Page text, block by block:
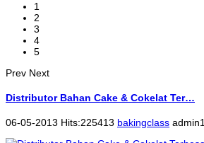
1
2
3
4
5
Prev Next
Distributor Bahan Cake & Cokelat Ter…
06-05-2013 Hits:225413 bakingclass admin1